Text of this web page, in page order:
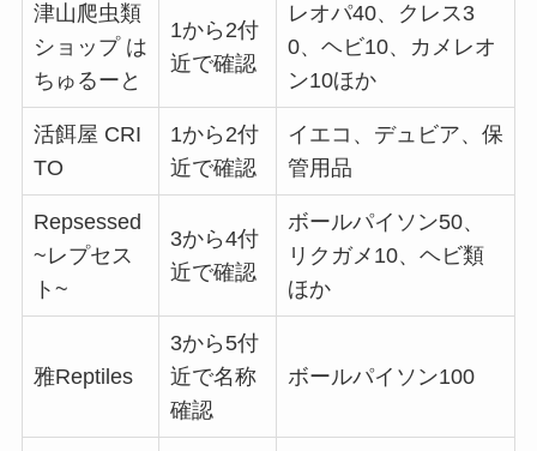
津山爬虫類
ショップ は
ちゅるーと
1から2付
近で確認
レオパ40、クレス3
0、ヘビ10、カメレオ
ン10ほか
活餌屋 CRI
TO
1から2付
近で確認
イエコ、デュビア、保
管用品
Repsessed
~レプセス
ト~
3から4付
近で確認
ボールパイソン50、
リクガメ10、ヘビ類
ほか
雅Reptiles
3から5付
近で名称
確認
ボールパイソン100